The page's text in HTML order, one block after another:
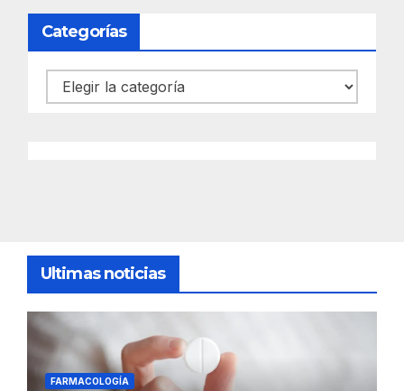
Categorías
Categorías
Ultimas noticias
FARMACOLOGÍA